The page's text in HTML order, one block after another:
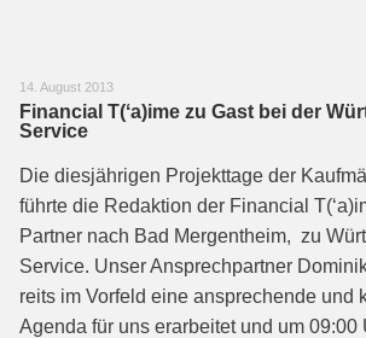
14. August 2013
Financial T(ʻa)ime zu Gast bei der
Service
Die diesjährigen Projekttage der
führte die Redak­tion der Financial
Partner nach Bad Mergentheim, zu
Service. Unser An­sprechpartner
reits im Vorfeld eine ansprechende und
Agenda für uns erar­beitet und um 09:00